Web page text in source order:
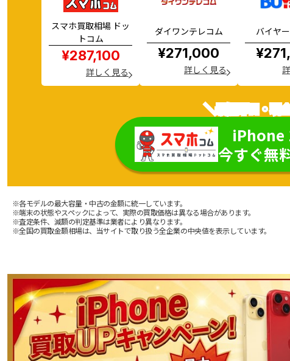
スマホ買取相場 ドッ
トコム
¥287,100
詳しく見る
ダイワンテレコム
¥271,000
詳しく見る
バイヤ
＼最短即日・現
iPhone
今すぐ無
※各モデルの最大容量・中古の金額に統一しています。
※端末の状態やスペックによって、実際の買取価格は異なる場合があります。
※査定条件、減額の判定基準は業者により異なります。
※全国の買取金額相場は、当サイトで取り扱う全企業の中央値を表示しています。